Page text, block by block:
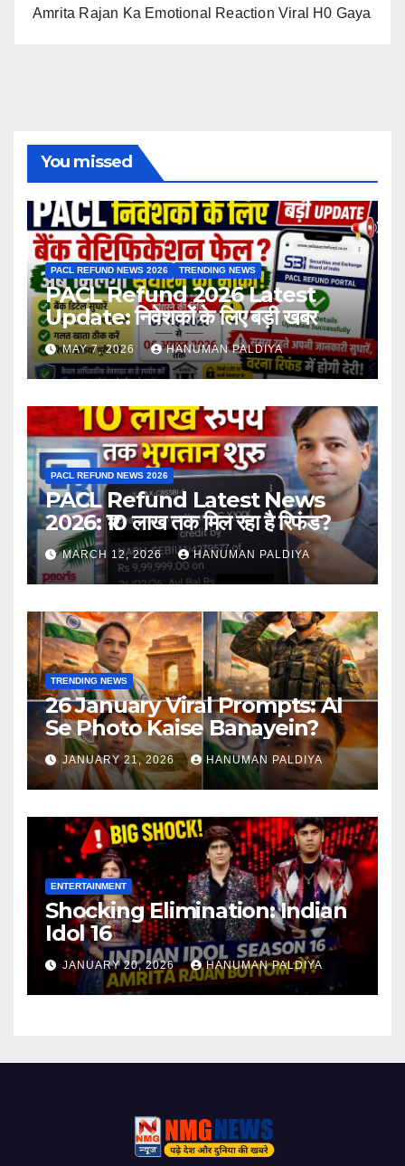
Amrita Rajan Ka Emotional Reaction Viral H0 Gaya
You missed
PACL REFUND NEWS 2026 TRENDING NEWS
PACL Refund 2026 Latest
Update: निवेशकों के लिए बड़ी खबर
MAY 7, 2026 HANUMAN PALDIYA
PACL REFUND NEWS 2026
PACL Refund Latest News
2026: ₹10 लाख तक मिल रहा है रिफंड?
MARCH 12, 2026 HANUMAN PALDIYA
TRENDING NEWS
26 January Viral Prompts: AI
Se Photo Kaise Banayein?
JANUARY 21, 2026 HANUMAN PALDIYA
ENTERTAINMENT
Shocking Elimination: Indian
Idol 16
JANUARY 20, 2026 HANUMAN PALDIYA